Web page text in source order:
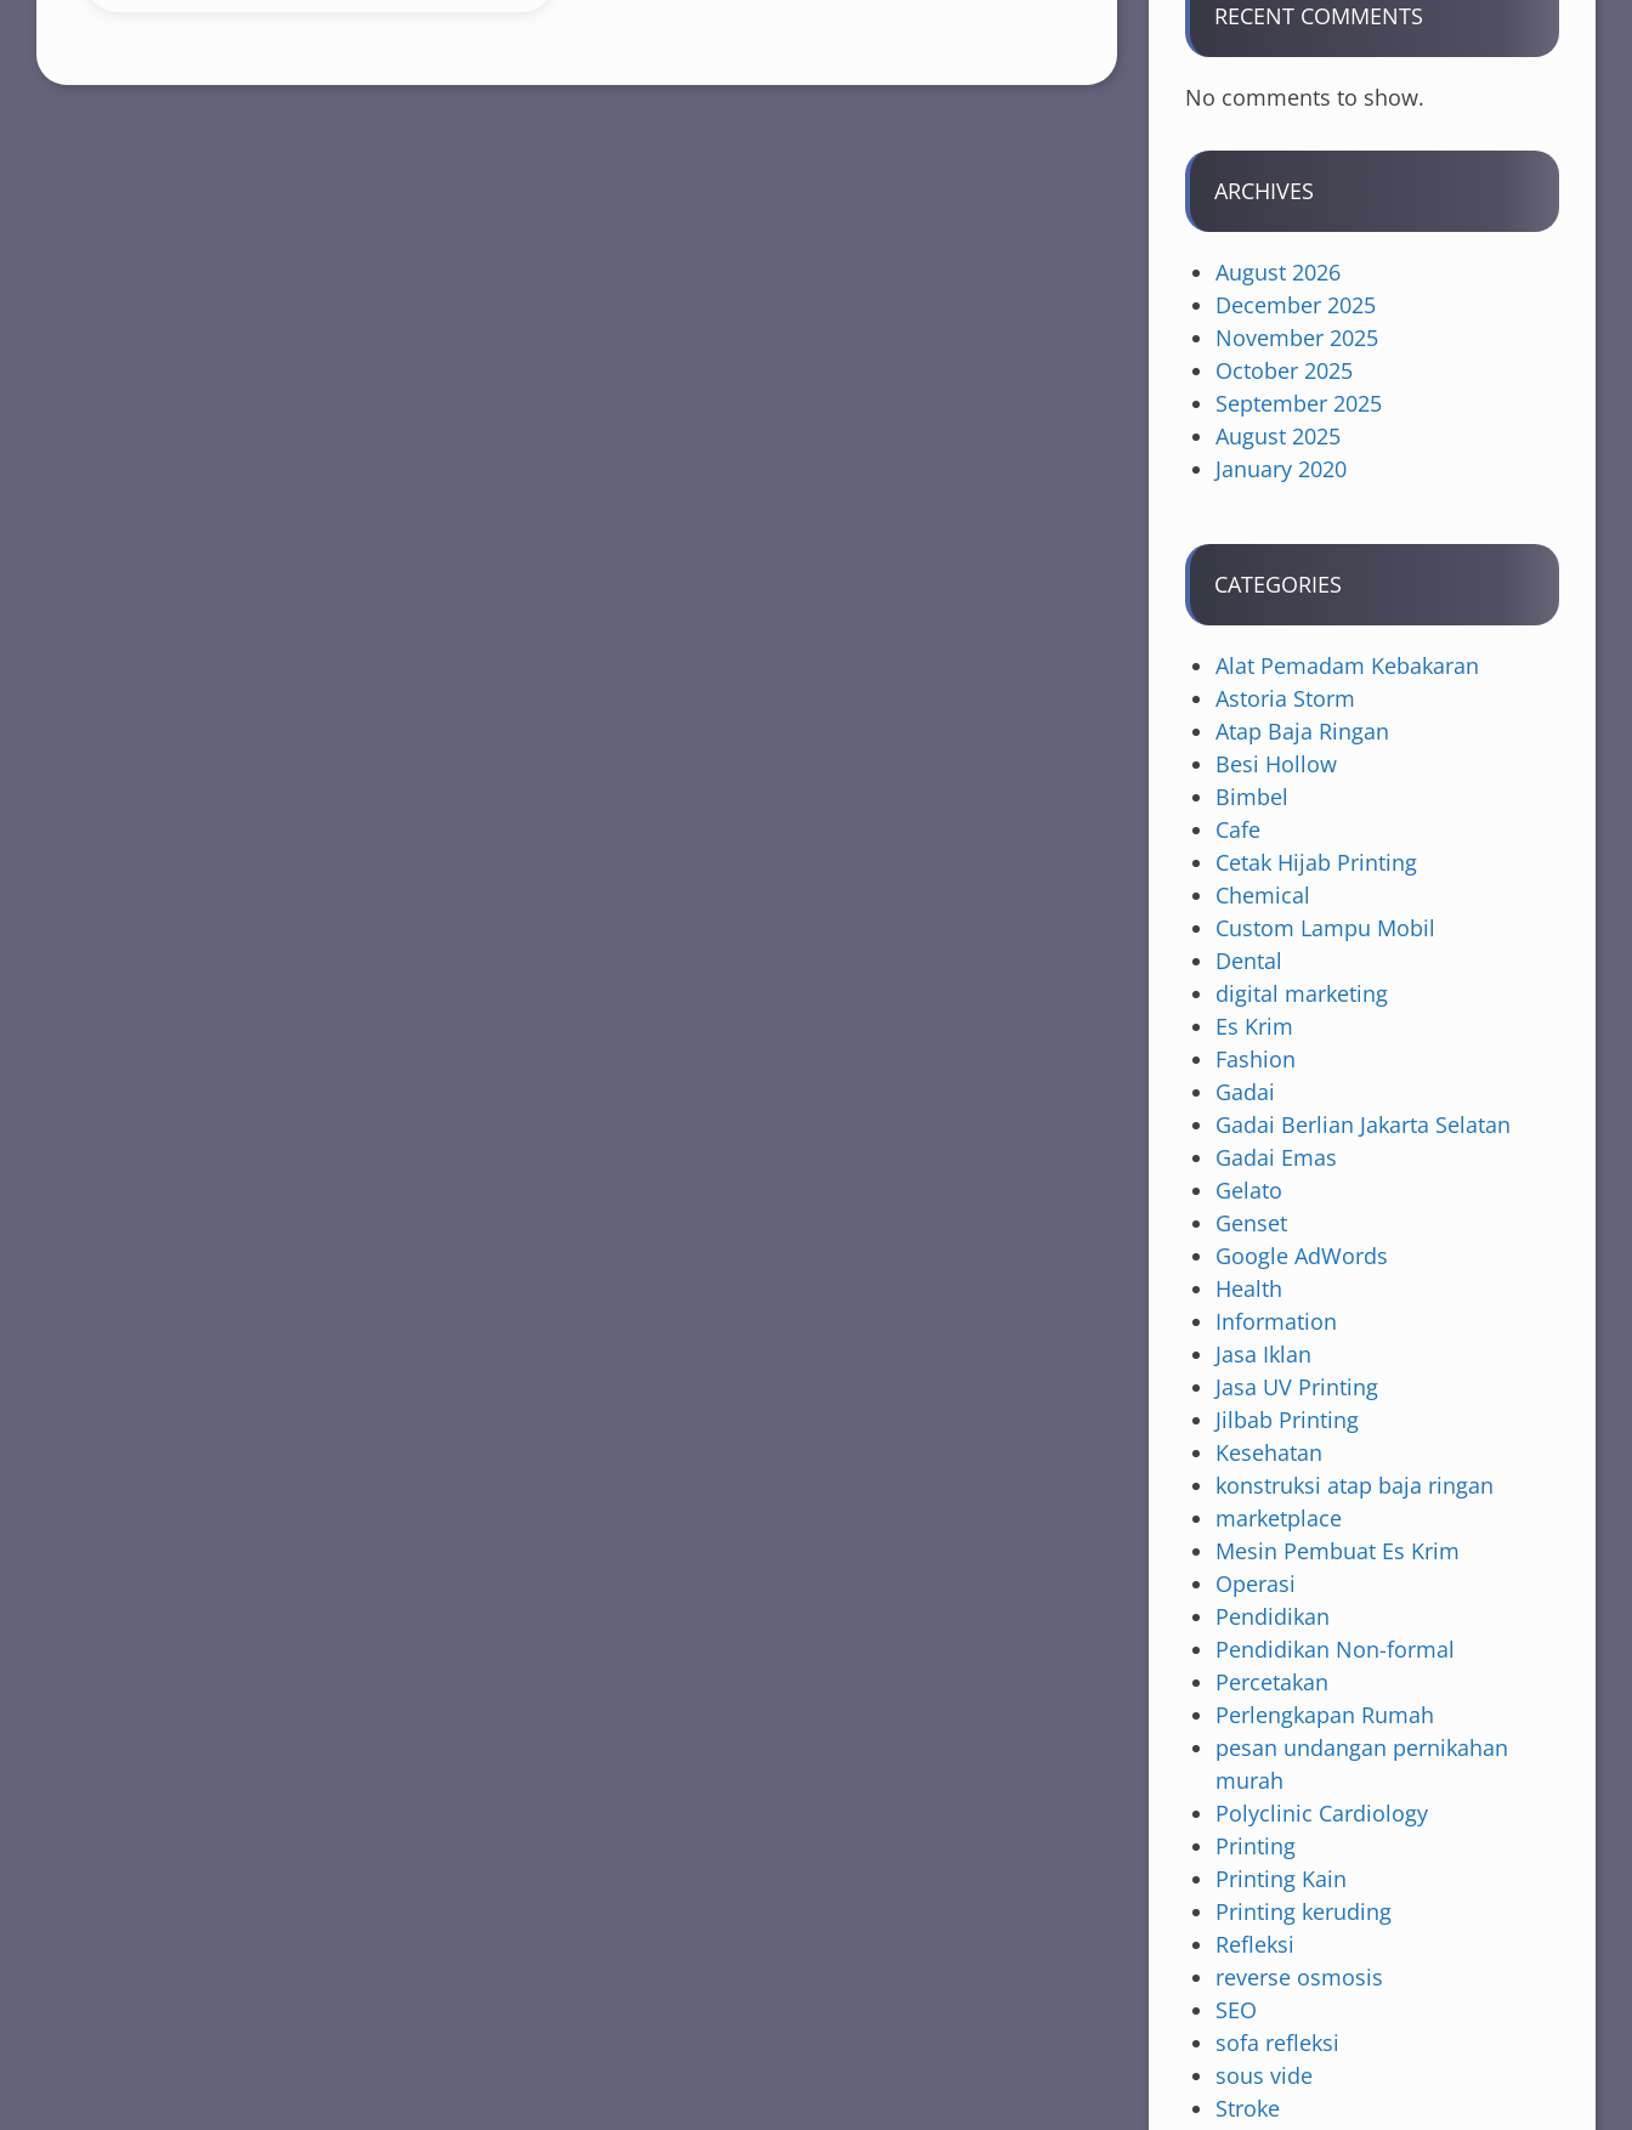
RECENT COMMENTS
No comments to show.
ARCHIVES
August 2026
December 2025
November 2025
October 2025
September 2025
August 2025
January 2020
CATEGORIES
Alat Pemadam Kebakaran
Astoria Storm
Atap Baja Ringan
Besi Hollow
Bimbel
Cafe
Cetak Hijab Printing
Chemical
Custom Lampu Mobil
Dental
digital marketing
Es Krim
Fashion
Gadai
Gadai Berlian Jakarta Selatan
Gadai Emas
Gelato
Genset
Google AdWords
Health
Information
Jasa Iklan
Jasa UV Printing
Jilbab Printing
Kesehatan
konstruksi atap baja ringan
marketplace
Mesin Pembuat Es Krim
Operasi
Pendidikan
Pendidikan Non-formal
Percetakan
Perlengkapan Rumah
pesan undangan pernikahan
murah
Polyclinic Cardiology
Printing
Printing Kain
Printing keruding
Refleksi
reverse osmosis
SEO
sofa refleksi
sous vide
Stroke